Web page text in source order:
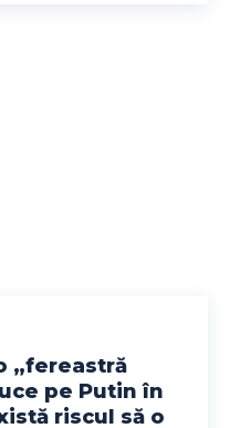
„fereastră
pe Putin în
riscul să o